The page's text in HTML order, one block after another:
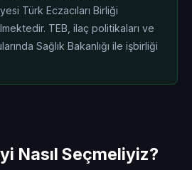
Türk Eczacıları Birliği
TEB, ilaç politikaları ve
Sağlık Bakanlığı ile işbirliği
Nasıl Seçmeliyiz?